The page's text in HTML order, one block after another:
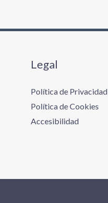
Legal
Política de Privacidad
Política de Cookies
Accesibilidad